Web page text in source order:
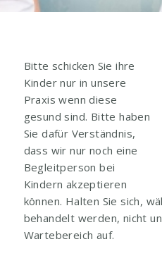
Bitte schicken Sie ihre
Kinder nur in unsere
Praxis wenn diese
gesund sind. Bitte haben
Sie dafür Verständnis,
dass wir nur noch eine
Begleitperson bei
Kindern akzeptieren
können. Halten Sie sich,
behandelt werden, nicht
Wartebereich auf.